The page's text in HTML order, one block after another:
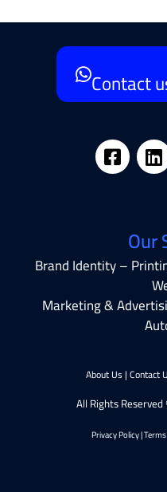
Contact
Our
Brand Identity –
Marketing &
About Us |Contact
All Rights
Privacy Policy|